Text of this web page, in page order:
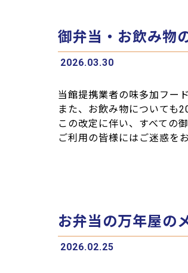
御弁当・お飲み物
2026.03.30
当館提携業者の味多加フー
また、お飲み物についても
この改定に伴い、すべての
ご利用の皆様にはご迷惑を
お弁当の万年屋の
2026.02.25